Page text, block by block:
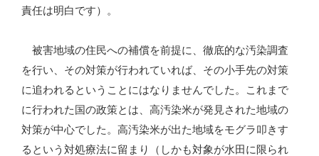
責任は明白です）。
被害地域の住民への補償を前提に、徹底的な汚染調査
を行い、その対策が行われていれば、その小手先の対策
に追われるということにはなりませんでした。これまで
に行われた国の政策とは、高汚染米が発見された地域の
対策が中心でした。高汚染米が出た地域をモグラ叩きす
るという対処療法に留まり（しかも対象が水田に限られ